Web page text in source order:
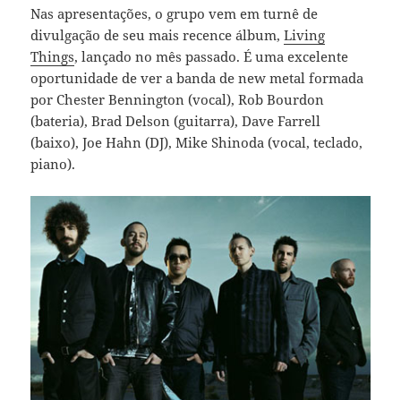
Nas apresentações, o grupo vem em turnê de
divulgação de seu mais recence álbum,Living
Things, lançado no mês passado. É uma excelente
oportunidade de ver a banda de new metal formada
por Chester Bennington (vocal), Rob Bourdon
(bateria), Brad Delson (guitarra), Dave Farrell
(baixo), Joe Hahn (DJ), Mike Shinoda (vocal, teclado,
piano).